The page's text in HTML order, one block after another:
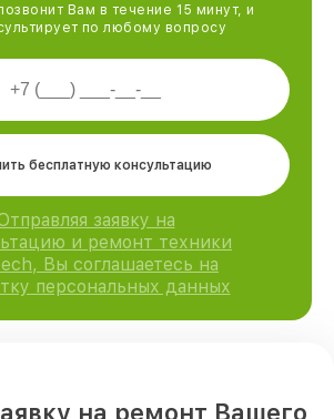
Вам в течение 15 минут, и
по любому вопросу
бесплатную консультацию
заявку на
и ремонт техники
Вы соглашаетесь на
персональных данных
на ремонт Вашего